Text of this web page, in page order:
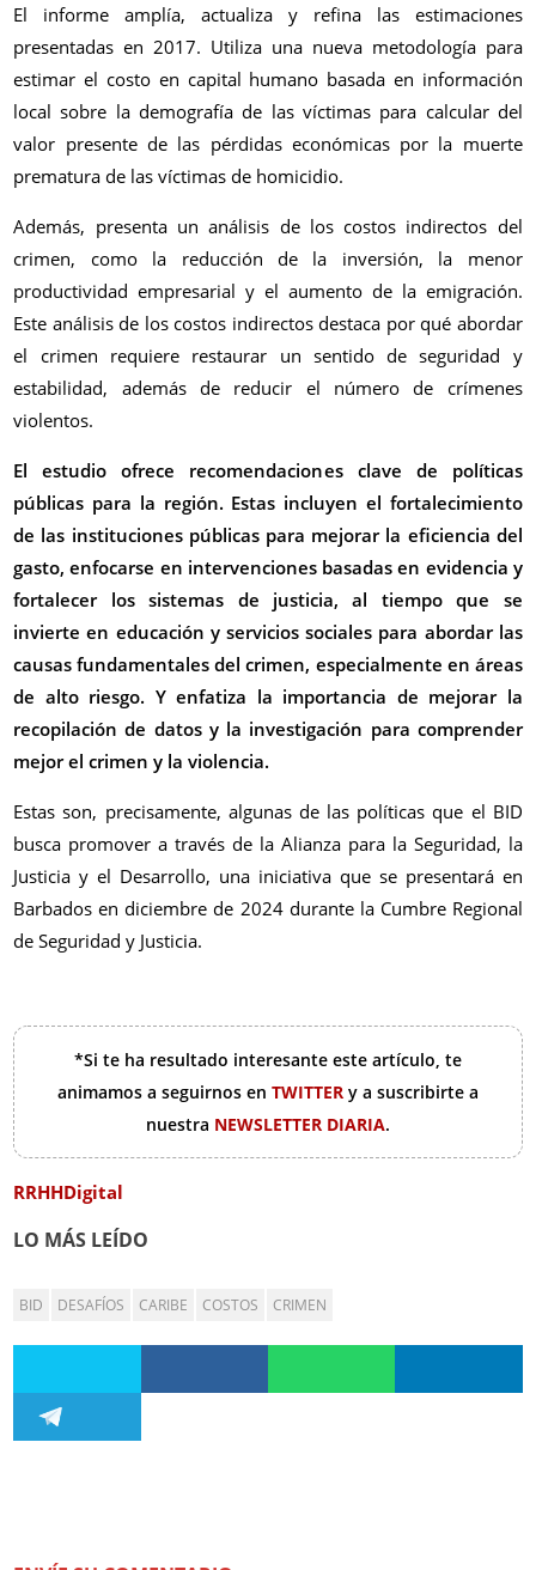
El informe amplía, actualiza y refina las estimaciones
presentadas en 2017. Utiliza una nueva metodología para
estimar el costo en capital humano basada en información
local sobre la demografía de las víctimas para calcular del
valor presente de las pérdidas económicas por la muerte
prematura de las víctimas de homicidio.
Además, presenta un análisis de los costos indirectos del
crimen, como la reducción de la inversión, la menor
productividad empresarial y el aumento de la emigración.
Este análisis de los costos indirectos destaca por qué abordar
el crimen requiere restaurar un sentido de seguridad y
estabilidad, además de reducir el número de crímenes
violentos.
El estudio ofrece recomendaciones clave de políticas
públicas para la región. Estas incluyen el fortalecimiento
de las instituciones públicas para mejorar la eficiencia del
gasto, enfocarse en intervenciones basadas en evidencia y
fortalecer los sistemas de justicia, al tiempo que se
invierte en educación y servicios sociales para abordar las
causas fundamentales del crimen, especialmente en áreas
de alto riesgo. Y enfatiza la importancia de mejorar la
recopilación de datos y la investigación para comprender
mejor el crimen y la violencia.
Estas son, precisamente, algunas de las políticas que el BID
busca promover a través de la Alianza para la Seguridad, la
Justicia y el Desarrollo, una iniciativa que se presentará en
Barbados en diciembre de 2024 durante la Cumbre Regional
de Seguridad y Justicia.
*Si te ha resultado interesante este artículo, te
animamos a seguirnos en TWITTER y a suscribirte a
nuestra NEWSLETTER DIARIA.
RRHHDigital
LO MÁS LEÍDO
BID DESAFÍOS CARIBE COSTOS CRIMEN